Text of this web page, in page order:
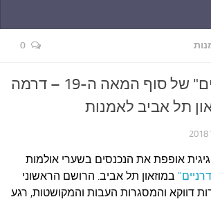
0
"זמנים מודרניים" של סוף המאה ה-19 – דרמה
תל אביב לאמנות
אופפת את הנכנסים בשערי אולמות
במוזאון תל אביב. הרושם הראשוני
דווקא והמסגרות העבות והמקושטות, רגע